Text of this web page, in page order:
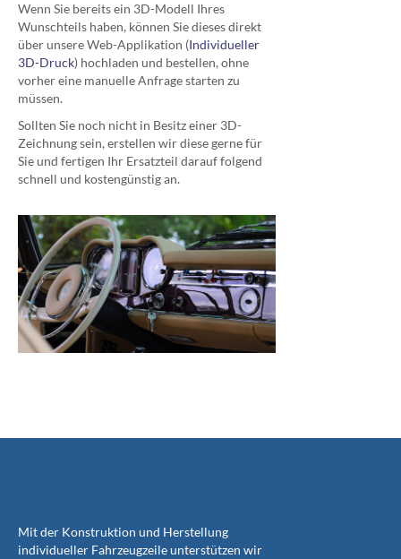
Wenn Sie bereits ein 3D-Modell Ihres
Wunschteils haben, können Sie dieses direkt
über unsere Web-Applikation (Individueller
3D-Druck) hochladen und bestellen, ohne
vorher eine manuelle Anfrage starten zu
müssen.
Sollten Sie noch nicht in Besitz einer 3D-
Zeichnung sein, erstellen wir diese gerne für
Sie und fertigen Ihr Ersatzteil darauf folgend
schnell und kostengünstig an.
Mit der Konstruktion und Herstellung
individueller Fahrzeugzeile unterstützen wir